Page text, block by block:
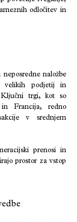
odločitev in
naložbe
velikih podjetij in
Ključni trgi, kot so
in Francija, redno
v srednjem
prenosi in
prostor za vstop